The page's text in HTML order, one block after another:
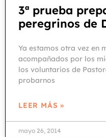
3ª prueba
peregrinos de
Ya estamos otra vez en
acompañados por los
los voluntarios de
probarnos
LEER MÁS »
mayo 26, 2014